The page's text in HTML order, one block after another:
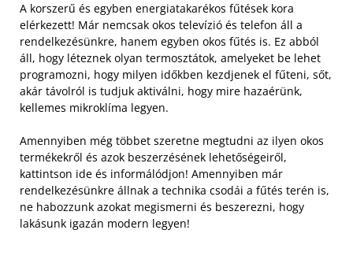
A korszerű és egyben energiatakarékos fűtések kora
elérkezett! Már nemcsak okos televízió és telefon áll a
rendelkezésünkre, hanem egyben okos fűtés is. Ez abból
áll, hogy léteznek olyan termosztátok, amelyeket be lehet
programozni, hogy milyen időkben kezdjenek el fűteni, sőt,
akár távolról is tudjuk aktiválni, hogy mire hazaérünk,
kellemes mikroklíma legyen.
Amennyiben még többet szeretne megtudni az ilyen okos
termékekről és azok beszerzésének lehetőségeiről,
kattintson ide és informálódjon! Amennyiben már
rendelkezésünkre állnak a technika csodái a fűtés terén is,
ne habozzunk azokat megismerni és beszerezni, hogy
lakásunk igazán modern legyen!